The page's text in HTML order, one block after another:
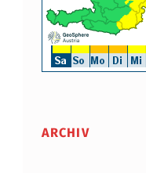
ARCHIV